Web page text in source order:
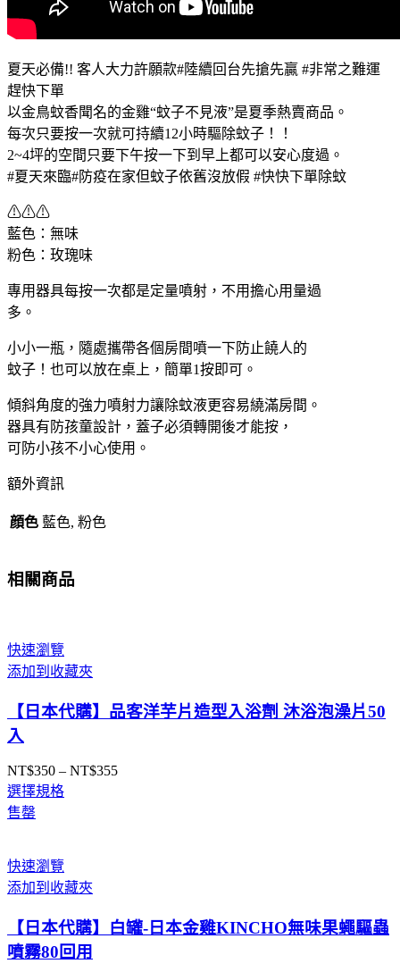
夏天必備!! 客人大力許願款#陸續回台先搶先贏 #非常之難運
趕快下單
以金鳥蚊香聞名的金雞“蚊子不見液”是夏季熱賣商品。
每次只要按一次就可持續12小時驅除蚊子！！
2~4坪的空間只要下午按一下到早上都可以安心度過。
#夏天來臨#防疫在家但蚊子依舊沒放假 #快快下單除蚊
⚠⚠⚠
藍色：無味
粉色：玫瑰味
專用器具每按一次都是定量噴射，不用擔心用量過
多。
小小一瓶，隨處攜帶各個房間噴一下防止饒人的
蚊子！也可以放在桌上，簡單1按即可。
傾斜角度的強力噴射力讓除蚊液更容易繞滿房間。
器具有防孩童設計，蓋子必須轉開後才能按，
可防小孩不小心使用。
額外資訊
顔色 藍色, 粉色
相關商品
快速瀏覽
添加到收藏夾
【日本代購】品客洋芋片造型入浴劑 沐浴泡澡片50
入
NT$350 – NT$355價
選擇規格
售罄
快速瀏覽
添加到收藏夾
【日本代購】白罐-日本金雞KINCHO無味果蠅驅蟲
噴霧80回用